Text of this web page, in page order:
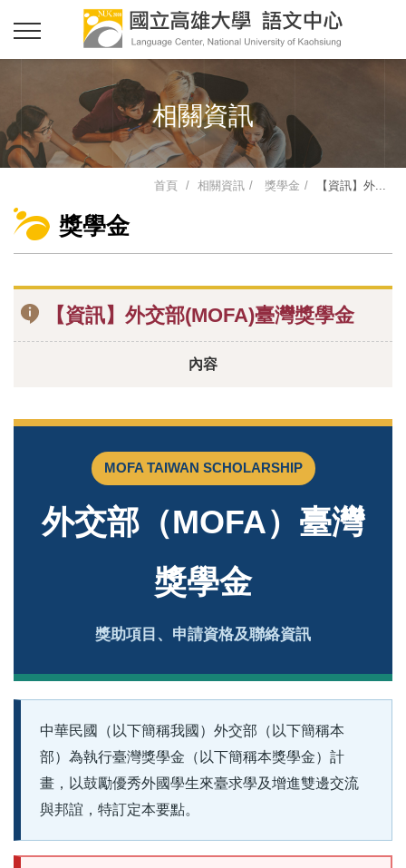
相關資訊
首頁 相關資訊 獎學金 【資訊】外...
獎學金
【資訊】外交部(MOFA)臺灣獎學金
內容
MOFA TAIWAN SCHOLARSHIP
外交部（MOFA）臺灣
獎學金
獎助項目、申請資格及聯絡資訊
中華民國（以下簡稱我國）外交部（以下簡稱本
部）為執行臺灣獎學金（以下簡稱本獎學金）計
畫，以鼓勵優秀外國學生來臺求學及增進雙邊交流
與邦誼，特訂定本要點。